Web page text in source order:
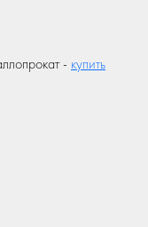
- купить